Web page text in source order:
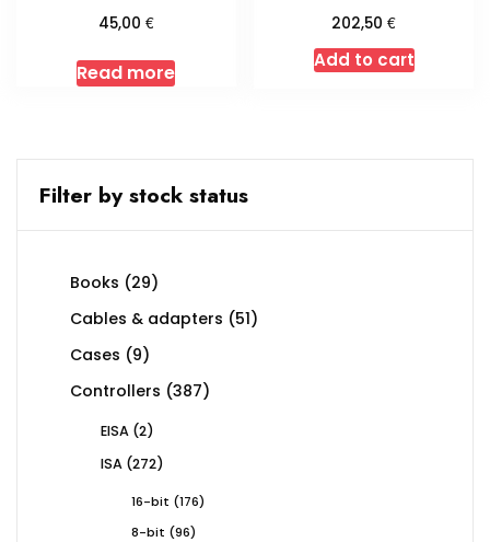
45,00 €
Read more
202,50€
Add to cart
Filter by stock status
Books 2929
Cables & adapters 5151
Cases 99
Controllers 387387
EISA 22
ISA 272272
16-bit 176176
8-bit
9696